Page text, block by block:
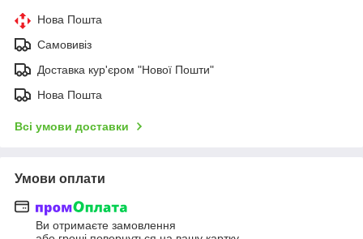
Нова Пошта
Самовивіз
Доставка кур'єром "Нової Пошти"
Нова Пошта
Всі умови доставки
Умови оплати
Ви отримаєте замовлення